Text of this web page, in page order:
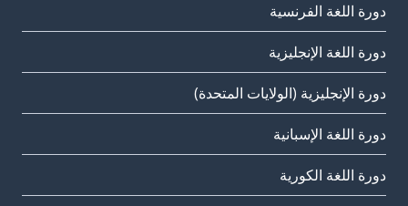
دورة اللغة الفرنسية
دورة اللغة الإنجليزية
دورة الإنجليزية (الولايات المتحدة)
دورة اللغة الإسبانية
دورة اللغة الكورية